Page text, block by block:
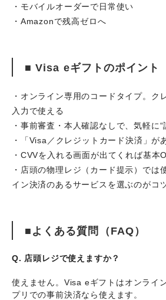
・モバイルオーダーで日常使い
・Amazonで残高ゼロへ
■ Visa eギフトのポイント
・オンライン専用のコードタイプ。ク
入力で使える
・事前審査・本人確認なしで、気軽に“
・「Visa／クレジットカード決済」が
・CVVを入れる画面が出てくれば基本
・店頭の物理レジ（カード提示）では
イン決済のあるサービスを選ぶのがコ
■よくある質問（FAQ）
Q. 店頭レジで使えますか？
使えません。Visa eギフトはオンライ
プリでの事前決済なら使えます。